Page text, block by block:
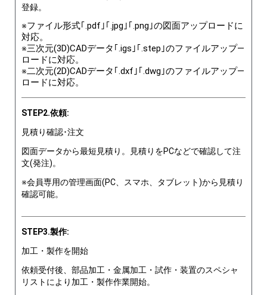
登録。
※ファイル形式｢.pdf｣｢.jpg｣｢.png｣の図面アップロードに
対応。
※三次元(3D)CADデータ｢.igs｣｢.step｣のファイルアップ―
ロードに対応。
※二次元(2D)CADデータ｢.dxf｣｢.dwg｣のファイルアップ―
ロードに対応。
STEP2.依頼:
見積り確認･注文
図面データから最短見積り。見積りをPCなどで確認して注
文(発注)。
※会員専用の管理画面(PC、スマホ、タブレット)から見積り
確認可能。
STEP3.製作:
加工・製作を開始
依頼受付後、部品加工・金属加工・試作・装置のスペシャ
リストにより加工・製作作業開始。